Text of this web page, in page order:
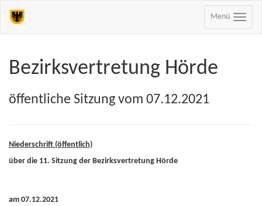
Menü
Bezirksvertretung Hörde
öffentliche Sitzung vom 07.12.2021
Niederschrift (öffentlich)
über die 11. Sitzung der Bezirksvertretung Hörde
am 07.12.2021